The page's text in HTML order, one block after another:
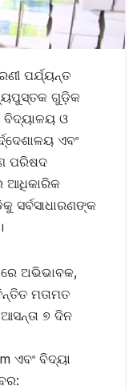
ପର୍ଯ୍ୟନ୍ତ
ଗୁଡ଼ିକ
ବିଦ୍ୟାଳୟ ଓ
ଏବଂ
ପରିଷଦ
ଆଧିକାରିକ
ସର୍ବସାଧାରଣଙ୍କ
ଅଭିଭାବକ,
ମତାମତ
୭ ଦିନ
ଏବଂ ବିଦ୍ୟା